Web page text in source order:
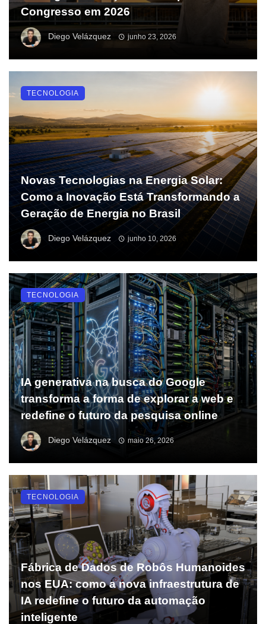
Congresso em 2026
Diego Velázquez junho 23, 2026
Novas Tecnologias na Energia Solar:
Como a Inovação Está Transformando a
Geração de Energia no Brasil
Diego Velázquez junho 10, 2026
TECNOLOGIA
IA generativa na busca do Google
transforma a forma de explorar a web e
redefine o futuro da pesquisa online
Diego Velázquez maio 26, 2026
TECNOLOGIA
Fábrica de Dados de Robôs Humanoides
nos EUA: como a nova infraestrutura de
IA redefine o futuro da automação
inteligente
TECNOLOGIA